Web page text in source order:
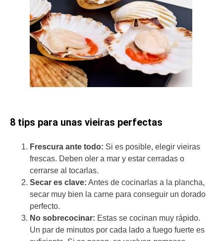
8 tips para unas vieiras perfectas
Frescura ante todo: Si es posible, elegir vieiras
frescas. Deben oler a mar y estar cerradas o
cerrarse al tocarlas.
Secar es clave: Antes de cocinarlas a la plancha,
secar muy bien la carne para conseguir un dorado
perfecto.
No sobrecocinar: Estas se cocinan muy rápido.
Un par de minutos por cada lado a fuego fuerte es